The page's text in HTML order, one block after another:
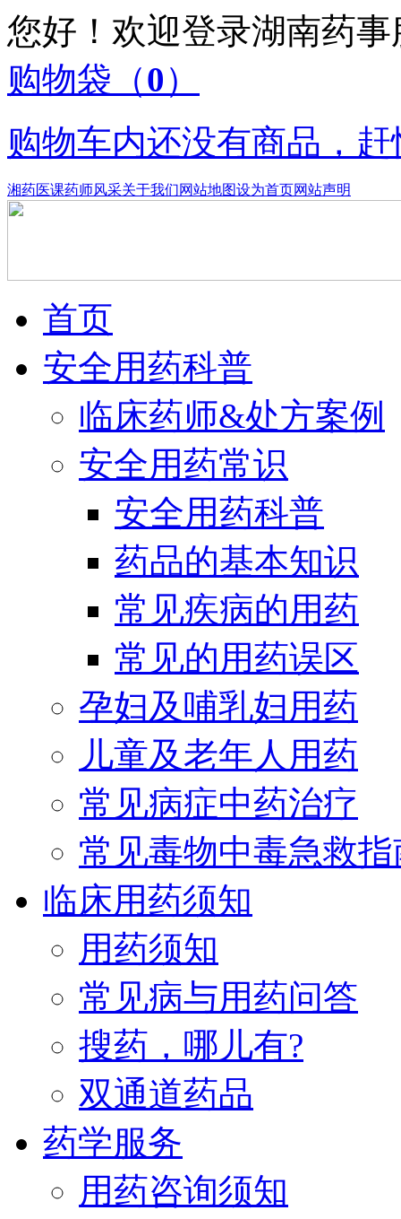
您好！欢迎登录湖南药
购物袋 （0）
购物车内还没有商品，
湘药医课药师风采关于我们网站地图设为首页网站声明
首页
安全用药科普
临床药师&处方案例
安全用药常识
安全用药科普
药品的基本知识
常见疾病的用药
常见的用药误区
孕妇及哺乳妇用药
儿童及老年人用药
常见病症中药治疗
常见毒物中毒急救指
临床用药须知
用药须知
常见病与用药问答
搜药，哪儿有?
双通道药品
药学服务
用药咨询须知